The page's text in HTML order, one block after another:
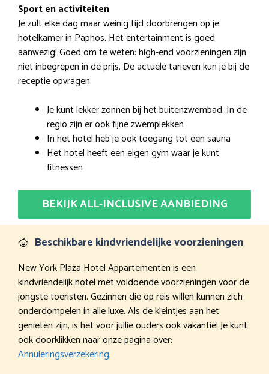
Sport en activiteiten
Je zult elke dag maar weinig tijd doorbrengen op je
hotelkamer in Paphos. Het entertainment is goed
aanwezig! Goed om te weten: high-end voorzieningen zijn
niet inbegrepen in de prijs. De actuele tarieven kun je bij de
receptie opvragen.
Je kunt lekker zonnen bij het buitenzwembad. In de
regio zijn er ook fijne zwemplekken
In het hotel heb je ook toegang tot een sauna
Het hotel heeft een eigen gym waar je kunt
fitnessen
BEKIJK ALL-INCLUSIVE AANBIEDING
Beschikbare kindvriendelijke voorzieningen
New York Plaza Hotel Appartementen is een
kindvriendelijk hotel met voldoende voorzieningen voor de
jongste toeristen. Gezinnen die op reis willen kunnen zich
onderdompelen in alle luxe. Als de kleintjes aan het
genieten zijn, is het voor jullie ouders ook vakantie! Je kunt
ook doorklikken naar onze pagina over:
Annuleringsverzekering.